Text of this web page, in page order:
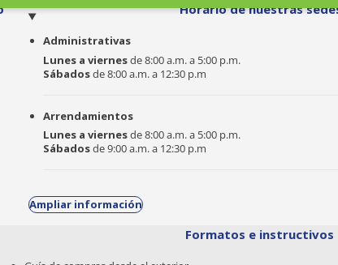
Horario de nuestras
Administrativas
Lunes a viernesde 8:00 a.m. a 5:00 p.m.
Sábadosde 8:00 a.m. a 12:30 p.m
Arrendamientos
Lunes a viernesde 8:00 a.m. a 5:00 p.m.
Sábadosde 9:00 a.m. a 12:30 p.m
Ampliar información
Formatos e instructivos